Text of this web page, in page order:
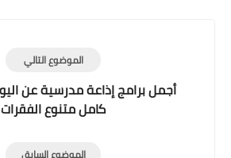
Print
الموضوع التالي
كامل متنوع الفقرات